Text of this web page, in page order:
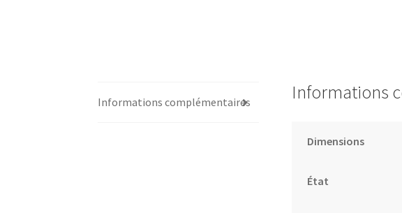
Informations complémentaires Informations
Dimensions
État